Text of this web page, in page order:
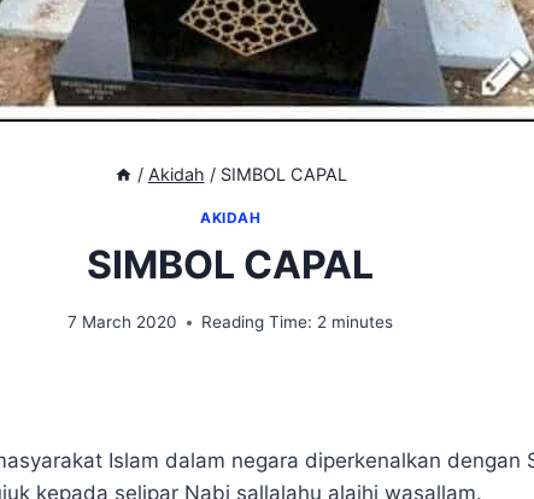
/ Akidah / SIMBOL CAPAL
AKIDAH
SIMBOL CAPAL
7 March 2020 Reading Time: 2 minutes
Islam dalam negara diperkenalkan dengan
kepada selipar Nabi sallalahu alaihi wasallam.